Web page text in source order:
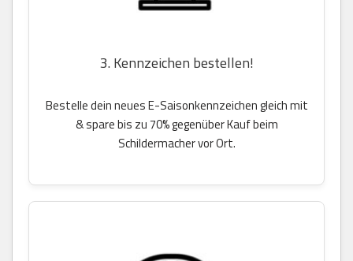
3. Kennzeichen bestellen!
Bestelle dein neues E-Saisonkennzeichen gleich mit
& spare bis zu 70% gegenüber Kauf beim
Schildermacher vor Ort.